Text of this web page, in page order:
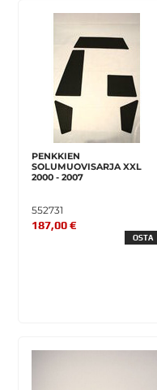
PENKKIEN
SOLUMUOVISARJA XXL
2000 - 2007
552731
187,00 €
OSTA